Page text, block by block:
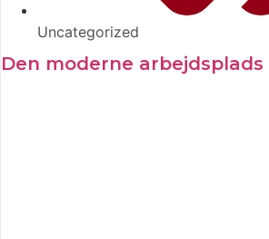
Uncategorized
Den moderne arbejdsplads